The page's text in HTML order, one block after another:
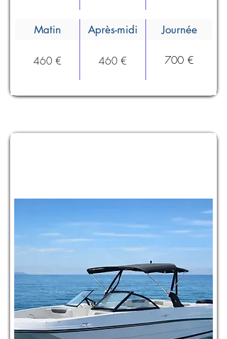
Matin Après-midi Journée
460 € 460 € 700 €